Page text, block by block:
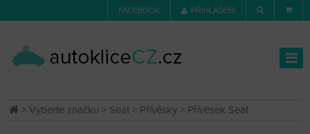
FACEBOOK PŘIHLÁŠENÍ
>Vyberte značku > Seat > Přívěsky > Přívěsek Seat